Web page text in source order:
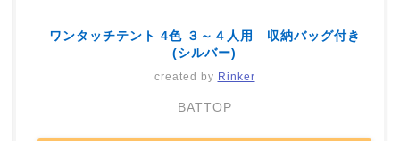
ワンタッチテント 4色 ３～４人用 収納バッグ付き
(シルバー)
created by Rinker
BATTOP